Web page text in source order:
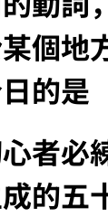
個地
的是
心者
的五